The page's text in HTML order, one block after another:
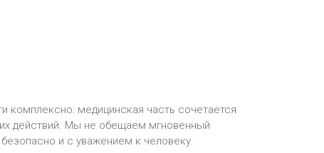
комплексно: медицинская часть сочетается
действий. Мы не обещаем мгновенный
и с уважением к человеку.